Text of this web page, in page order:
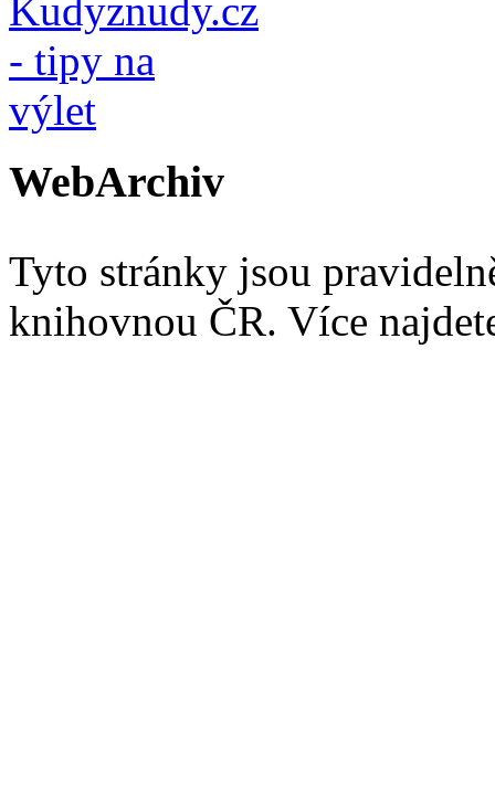
WebArchiv
Tyto stránky jsou
knihovnou ČR. Více